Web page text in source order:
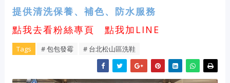
提供清洗保養、補色、防水服務
點我去看粉絲專頁
點我加LINE
Tags # 包包發霉 # 台北松山區洗鞋